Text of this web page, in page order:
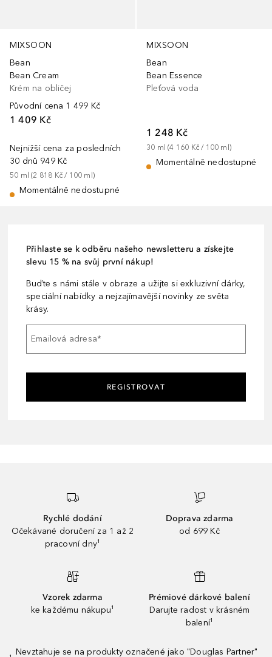
MIXSOON
Bean
Bean Cream
Krém na obličej
Původní cena 1 499 Kč
1 409 Kč
Nejnižší cena za posledních
30 dnů 949 Kč
50 ml (2 818 Kč / 100 ml)
Momentálně nedostupné
MIXSOON
Bean
Bean Essence
Pleťová voda
1 248 Kč
30 ml (4 160 Kč / 100 ml)
Momentálně nedostupné
Přihlaste se k odběru našeho newsletteru a získejte
slevu 15 % na svůj první nákup!
Buďte s námi stále v obraze a užijte si exkluzivní dárky,
speciální nabídky a nejzajímavější novinky ze světa
krásy.
Emailová adresa*
REGISTROVAT
Rychlé dodání
Očekávané doručení za 1 až 2
pracovní dny¹
Doprava zdarma
od 699 Kč
Vzorek zdarma
ke každému nákupu¹
Prémiové dárkové balení
Darujte radost v krásném
balení¹
Nevztahuje se na produkty označené jako "Douglas Partner"